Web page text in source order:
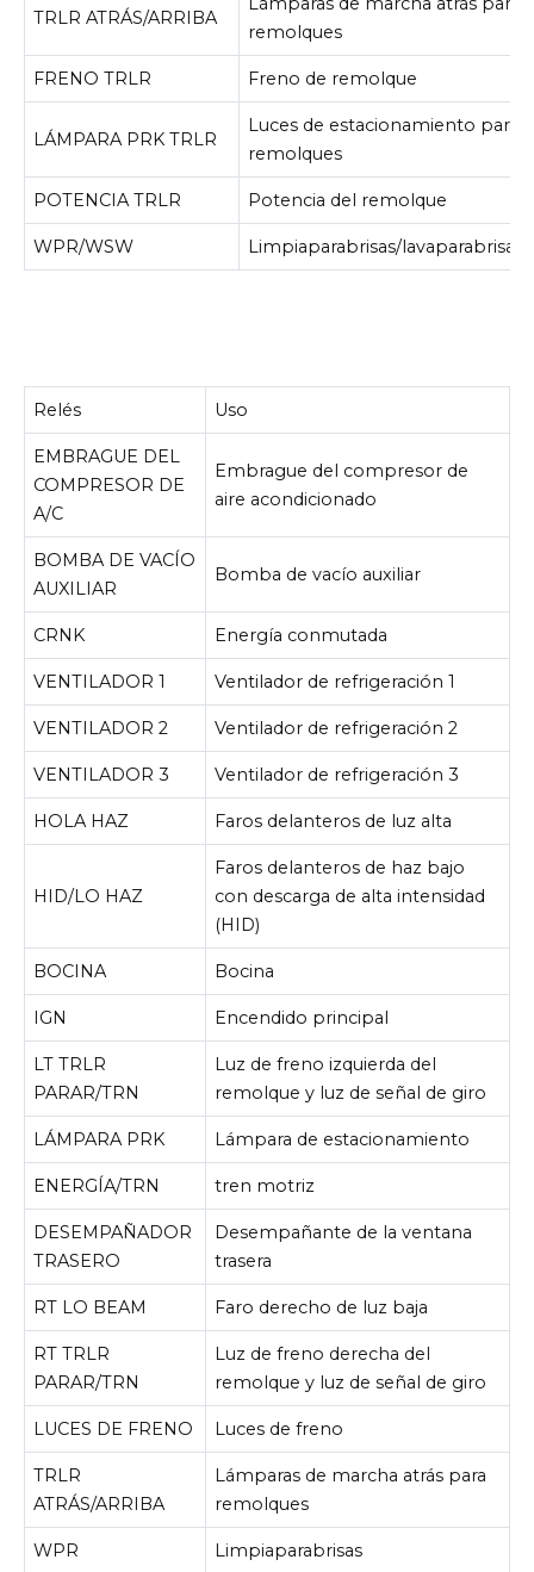
TRLR ATRÁS/ARRIBA
remolques
FRENO TRLR Freno de remolque
LÁMPARA PRK TRLR
Luces de estacionamiento para
remolques
POTENCIA TRLR Potencia del remolque
WPR/WSW Limpiaparabrisas/lavaparabrisas
Relés Uso
EMBRAGUE DEL
COMPRESOR DE
A/C
Embrague del compresor de
aire acondicionado
BOMBA DE VACÍO
AUXILIAR
Bomba de vacío auxiliar
CRNK Energía conmutada
VENTILADOR 1 Ventilador de refrigeración 1
VENTILADOR 2 Ventilador de refrigeración 2
VENTILADOR 3 Ventilador de refrigeración 3
HOLA HAZ Faros delanteros de luz alta
HID/LO HAZ
Faros delanteros de haz bajo
con descarga de alta intensidad
(HID)
BOCINA Bocina
IGN Encendido principal
LT TRLR
PARAR/TRN
Luz de freno izquierda del
remolque y luz de señal de giro
LÁMPARA PRK Lámpara de estacionamiento
ENERGÍA/TRN tren motriz
DESEMPAÑADOR
TRASERO
Desempañante de la ventana
trasera
RT LO BEAM Faro derecho de luz baja
RT TRLR
PARAR/TRN
Luz de freno derecha del
remolque y luz de señal de giro
LUCES DE FRENO Luces de freno
TRLR
ATRÁS/ARRIBA
Lámparas de marcha atrás para
remolques
WPR Limpiaparabrisas